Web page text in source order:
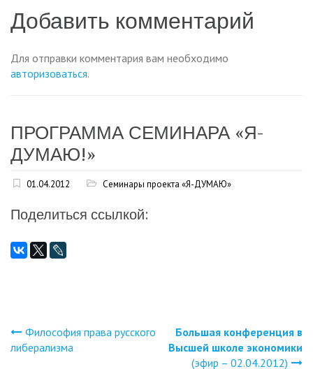
записям
Добавить комментарий
Для отправки комментария вам необходимо
авторизоваться.
ПРОГРАММА СЕМИНАРА «Я-
ДУМАЮ!»
01.04.2012 Семинары проекта «Я-ДУМАЮ»
Поделиться ссылкой:
Навигация
Философия права русского
либерализма
Большая конференция в
Высшей школе экономики
(эфир – 02.04.2012)